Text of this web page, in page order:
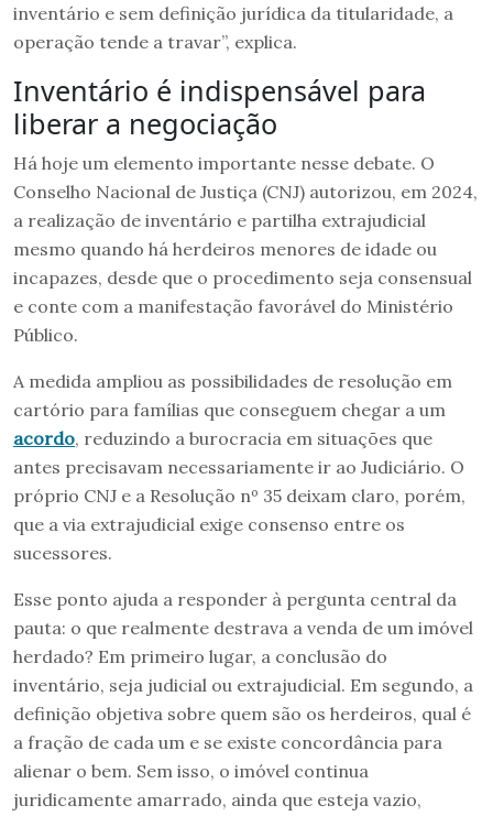
inventário e sem definição jurídica da titularidade, a
operação tende a travar”, explica.
Inventário é indispensável para
liberar a negociação
Há hoje um elemento importante nesse debate. O
Conselho Nacional de Justiça (CNJ) autorizou, em 2024,
a realização de inventário e partilha extrajudicial
mesmo quando há herdeiros menores de idade ou
incapazes, desde que o procedimento seja consensual
e conte com a manifestação favorável do Ministério
Público.
A medida ampliou as possibilidades de resolução em
cartório para famílias que conseguem chegar a um
acordo, reduzindo a burocracia em situações que
antes precisavam necessariamente ir ao Judiciário. O
próprio CNJ e a Resolução nº 35 deixam claro, porém,
que a via extrajudicial exige consenso entre os
sucessores.
Esse ponto ajuda a responder à pergunta central da
pauta: o que realmente destrava a venda de um imóvel
herdado? Em primeiro lugar, a conclusão do
inventário, seja judicial ou extrajudicial. Em segundo, a
definição objetiva sobre quem são os herdeiros, qual é
a fração de cada um e se existe concordância para
alienar o bem. Sem isso, o imóvel continua
juridicamente amarrado, ainda que esteja vazio,